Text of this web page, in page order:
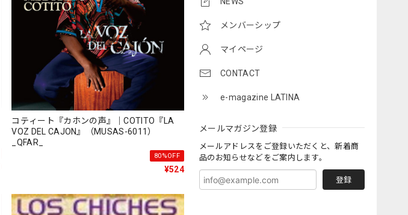
メンバーシップ
マイページ
CONTACT
e-magazine LATINA
メールマガジン登録
メールアドレスをご登録いただくと、新着商
品のお知らせなどをご案内します。
登録
コティート『カホンの声』｜COTITO『LA
VOZ DEL CAJON』（MUSAS-6011）
_QFAR_
80%OFF
¥524